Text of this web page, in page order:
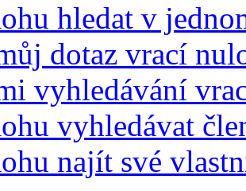
hledat v
dotaz vrací
vyhledávání
vyhledávat
najít své